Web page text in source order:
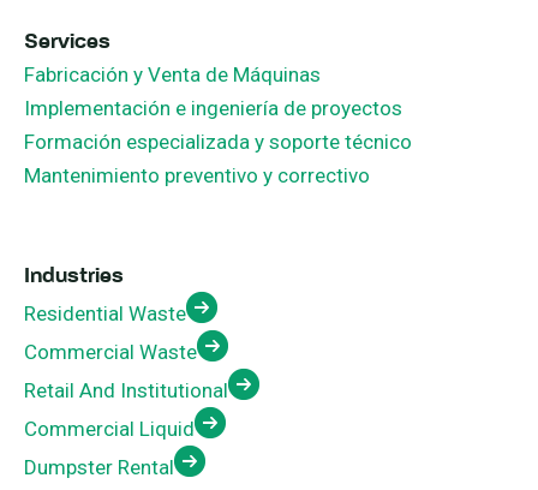
Services
Fabricación y Venta de Máquinas
Implementación e ingeniería de proyectos
Formación especializada y soporte técnico
Mantenimiento preventivo y correctivo
Industries
Residential Waste
Commercial Waste
Retail And Institutional
Commercial Liquid
Dumpster Rental